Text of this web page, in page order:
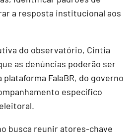
a resposta institucional aos
do observatório, Cintia
as denúncias poderão ser
plataforma FalaBR, do governo
específico
busca reunir atores-chave